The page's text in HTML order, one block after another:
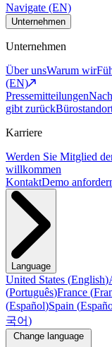
Navigate (EN)
Unternehmen
Unternehmen
Über unsWarum wir
(EN)
Pressemitteilungen
gibt zurück
Karriere
Werden Sie Mitglied
willkommen
KontaktDemo
Language
United States (English)
(Português)France (
(Español)Spain (
국어)
Change language